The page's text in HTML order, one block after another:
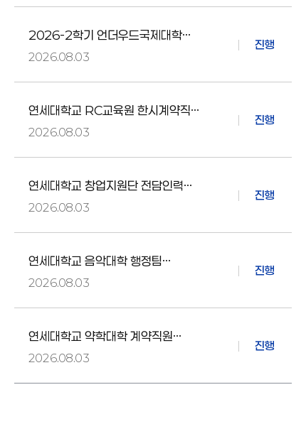
2026-2학기 언더우드국제대학
행정팀 대학사무실 조교 모집 (신촌)
2026.08.03
진행
연세대학교 RC교육원 한시계약직원
채용
2026.08.03
진행
연세대학교 창업지원단 전담인력
채용공고
2026.08.03
진행
연세대학교 음악대학 행정팀
계약직원 채용 공고
2026.08.03
진행
연세대학교 약학대학 계약직원
(실험동물시설) 채용공고
2026.08.03
진행